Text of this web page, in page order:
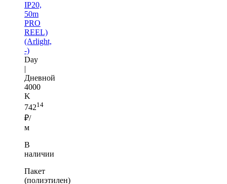
IP20,
50m
PRO
REEL)
(Arlight,
-)
Day
|
Дневной
4000
K
74214
₽/
м
В
наличии
Пакет
(полиэтилен)